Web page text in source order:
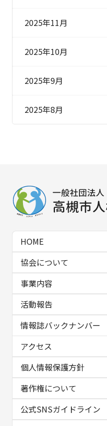
2025年11月
2025年10月
2025年9月
2025年8月
HOME
協会について
事業内容
活動報告
情報誌バックナンバー
アクセス
個人情報保護方針
著作権について
公式SNSガイドライン